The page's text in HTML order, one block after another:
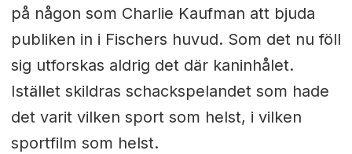
på någon som Charlie Kaufman att bjuda
publiken in i Fischers huvud. Som det nu föll
sig utforskas aldrig det där kaninhålet.
Istället skildras schackspelandet som hade
det varit vilken sport som helst, i vilken
sportfilm som helst.